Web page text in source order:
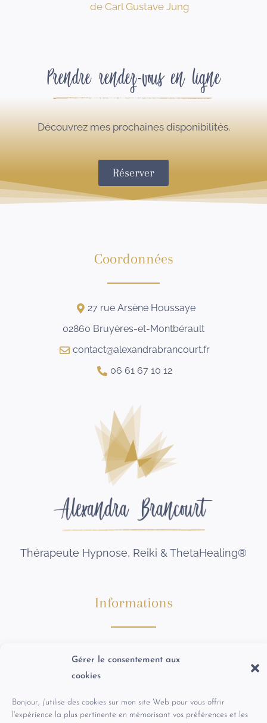
Gérer le consentement aux
cookies
Bonjour, j'utilise des cookies sur mon site Web pour vous offrir
l'expérience la plus pertinente en mémorisant vos préférences et les
de Carl Gustave Jung
Prendre rendez-vous en ligne
Découvrez mes prochaines disponibilités.
Réserver
Coordonnées
27 rue Arsène Houssaye
02860 Bruyères-et-Montbérault
contact@alexandrabrancourt.fr
06 61 67 10 12
Thérapeute Hypnose, Reiki & ThetaHealing®
Informations
Politique de confidentialité